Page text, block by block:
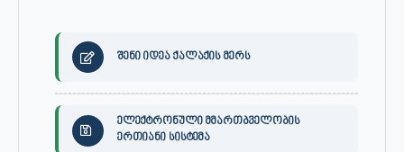
შენი იდეა ქალაქის მერს
ელექტრონული მმართბველობის
ერთიანი სისტემა